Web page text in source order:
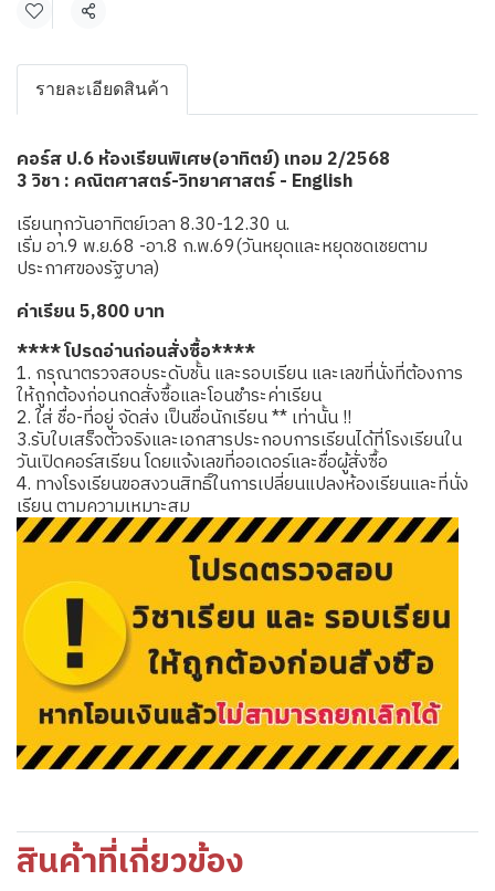
แชร์
รายละเอียดสินค้า
คอร์ส ป.6 ห้องเรียนพิเศษ(อาทิตย์) เทอม 2/2568
3 วิชา : คณิตศาสตร์-วิทยาศาสตร์ - English
เรียนทุกวันอาทิตย์เวลา 8.30-12.30 น.
เริ่ม อา.9 พ.ย.68 -อา.8 ก.พ.69(วันหยุดและหยุดชดเชยตาม
ประกาศของรัฐบาล)
ค่าเรียน 5,800 บาท
**** โปรดอ่านก่อนสั่งซื้อ****
1. กรุณาตรวจสอบระดับชั้น และรอบเรียน และเลขที่นั่งที่ต้องการ
ให้ถูกต้องก่อนกดสั่งซื้อและโอนชำระค่าเรียน
2. ใส่ ชื่อ-ที่อยู่ จัดส่ง เป็นชื่อนักเรียน ** เท่านั้น !!
3.รับใบเสร็จตัวจริงและเอกสารประกอบการเรียนได้ที่โรงเรียนใน
วันเปิดคอร์สเรียน โดยแจ้งเลขที่ออเดอร์และชื่อผู้สั่งซื้อ
4. ทางโรงเรียนขอสงวนสิทธิ์ในการเปลี่ยนแปลงห้องเรียนและที่นั่ง
เรียน ตามความเหมาะสม
สินค้าที่เกี่ยวข้อง